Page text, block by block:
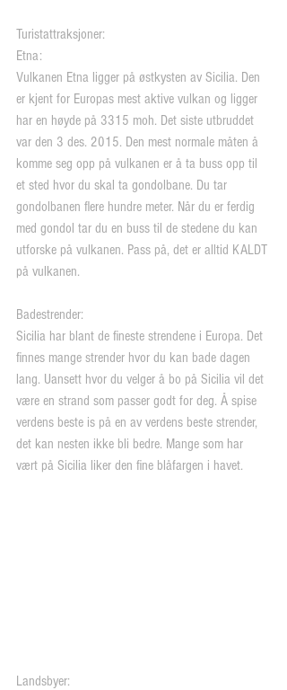
Turistattraksjoner:
Etna:
Vulkanen Etna ligger på østkysten av Sicilia. Den
er kjent for Europas mest aktive vulkan og ligger
har en høyde på 3315 moh. Det siste utbruddet
var den 3 des. 2015. Den mest normale måten å
komme seg opp på vulkanen er å ta buss opp til
et sted hvor du skal ta gondolbane. Du tar
gondolbanen flere hundre meter. Når du er ferdig
med gondol tar du en buss til de stedene du kan
utforske på vulkanen. Pass på, det er alltid KALDT
på vulkanen.
Badestrender:
Sicilia har blant de fineste strendene i Europa. Det
finnes mange strender hvor du kan bade dagen
lang. Uansett hvor du velger å bo på Sicilia vil det
være en strand som passer godt for deg. Å spise
verdens beste is på en av verdens beste strender,
det kan nesten ikke bli bedre. Mange som har
vært på Sicilia liker den fine blåfargen i havet.
Landsbyer: